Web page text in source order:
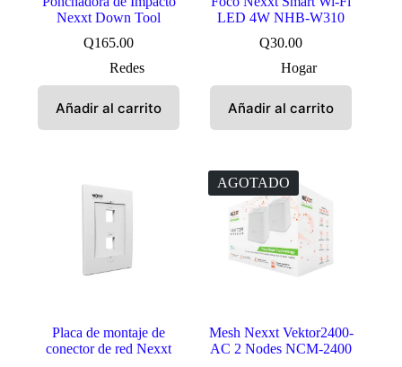
Nexxt Down Tool
Q165.00
Redes
Añadir al carrito
LED 4W NHB-W310
Q30.00
Hogar
Añadir al carrito
Placa de montaje de
conector de red Nexxt
AGOTADO
Mesh Nexxt Vektor2400-
AC 2 Nodes NCM-2400